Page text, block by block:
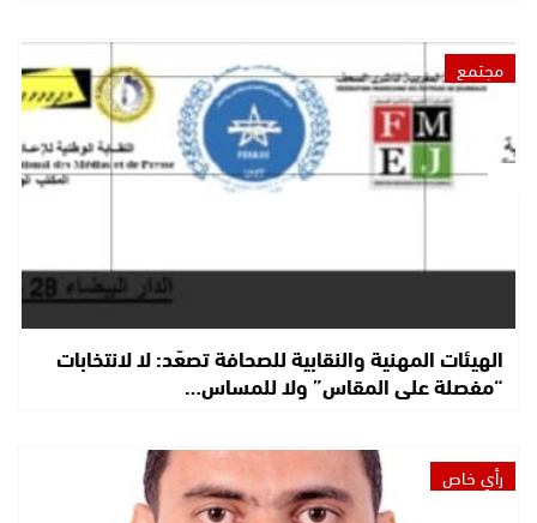
مجتمع
الهيئات المهنية والنقابية للصحافة تصعّد: لا لانتخابات
“مفصلة على المقاس” ولا للمساس…
رأي خاص